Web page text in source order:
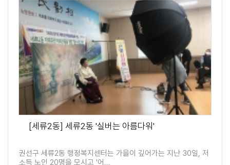
[세류2동] 세류2동 '실버는 아름다워'
권선구 세류2동 행정복지센터는 가을이 깊어가는 지난 30일, 저
소득 노인 20명을 모시고 '어…